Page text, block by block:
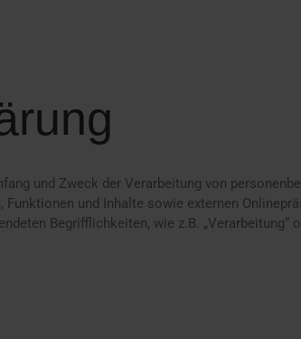
und Zweck der Verarbeitung von
und Inhalte sowie externen
Begrifflichkeiten, wie z.B.